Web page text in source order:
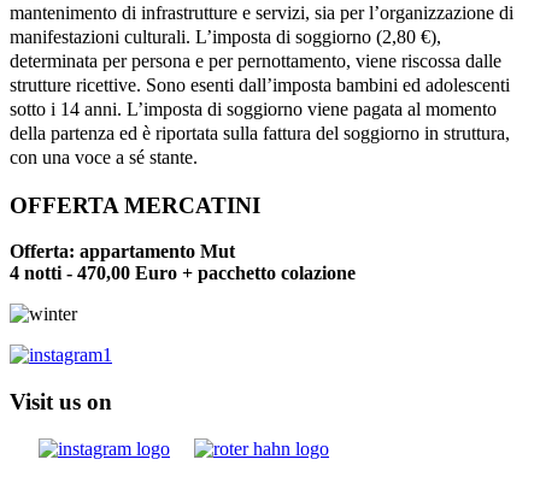
mantenimento di infrastrutture e servizi, sia per l’organizzazione di
manifestazioni culturali. L’imposta di soggiorno (2,80 €),
determinata per persona e per pernottamento, viene riscossa dalle
strutture ricettive. Sono esenti dall’imposta bambini ed adolescenti
sotto i 14 anni. L’imposta di soggiorno viene pagata al momento
della partenza ed è riportata sulla fattura del soggiorno in struttura,
con una voce a sé stante.
OFFERTA MERCATINI
Offerta: appartamento Mut
4 notti - 470,00 Euro + pacchetto colazione
Visit us on